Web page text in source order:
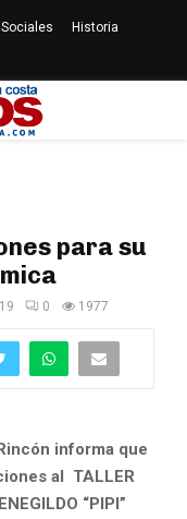
Sociales Historia
para su
0 1977
informa que
al TALLER
“PIPI”